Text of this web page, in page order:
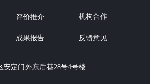
评价推介
成果报告
机构合作
反馈意见
安定门外东后巷28号4号楼